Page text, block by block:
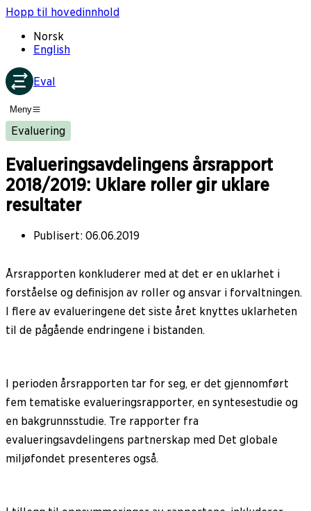
Hopp til hovedinnhold
Norsk
English
Eval
Meny
Evaluering
Evalueringsavdelingens årsrapport
2018/2019: Uklare roller gir uklare
resultater
Publisert: 06.06.2019
Årsrapporten konkluderer med at det er en uklarhet i
forståelse og definisjon av roller og ansvar i forvaltningen.
I flere av evalueringene det siste året knyttes uklarheten
til de pågående endringene i bistanden.
I perioden årsrapporten tar for seg, er det gjennomført
fem tematiske evalueringsrapporter, en syntesestudie og
en bakgrunnsstudie. Tre rapporter fra
evalueringsavdelingens partnerskap med Det globale
miljøfondet presenteres også.